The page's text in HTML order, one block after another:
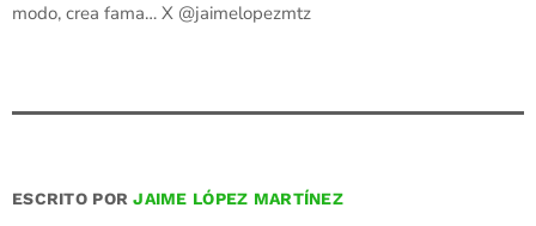
modo, crea fama… X @jaimelopezmtz
ESCRITO PORJAIME LÓPEZ MARTÍNEZ